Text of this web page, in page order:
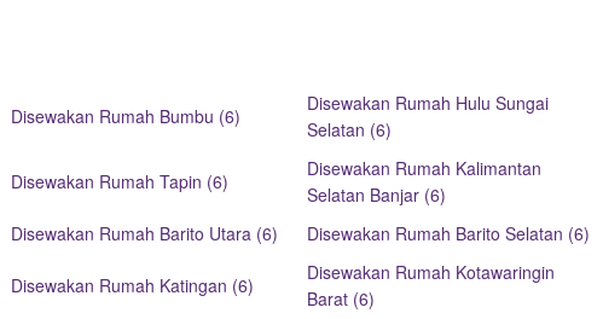
Disewakan Rumah Bumbu (6)
Disewakan Rumah Hulu Sungai
Selatan (6)
Disewakan Rumah Tapin (6)
Disewakan Rumah Kalimantan
Selatan Banjar (6)
Disewakan Rumah Barito Utara (6) Disewakan Rumah Barito Selatan (6)
Disewakan Rumah Katingan (6)
Disewakan Rumah Kotawaringin
Barat (6)